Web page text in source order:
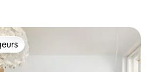
les plus appréciés